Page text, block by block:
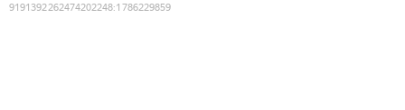
9191392262474202248:1786229859